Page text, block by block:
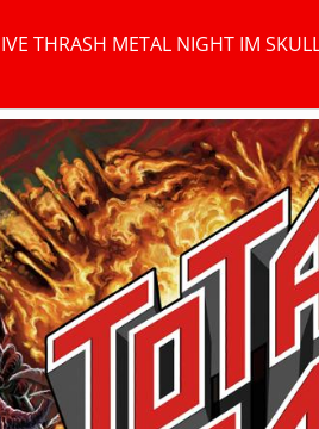
THRASH METAL NIGHT IM